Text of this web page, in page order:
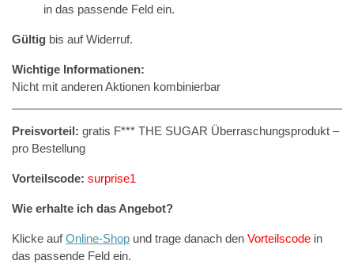
in das passende Feld ein.
Gültig bis auf Widerruf.
Wichtige Informationen:
Nicht mit anderen Aktionen kombinierbar
Preisvorteil: gratis F*** THE SUGAR Überraschungsprodukt –
pro Bestellung
Vorteilscode: surprise1
Wie erhalte ich das Angebot?
Klicke aufOnline-Shop und trage danach den Vorteilscode in
das passende Feld ein.